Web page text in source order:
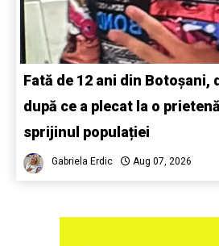
Fată de 12 ani din Botoșani,
după ce a plecat la o
sprijinul populației
Gabriela Erdic Aug 07, 2026